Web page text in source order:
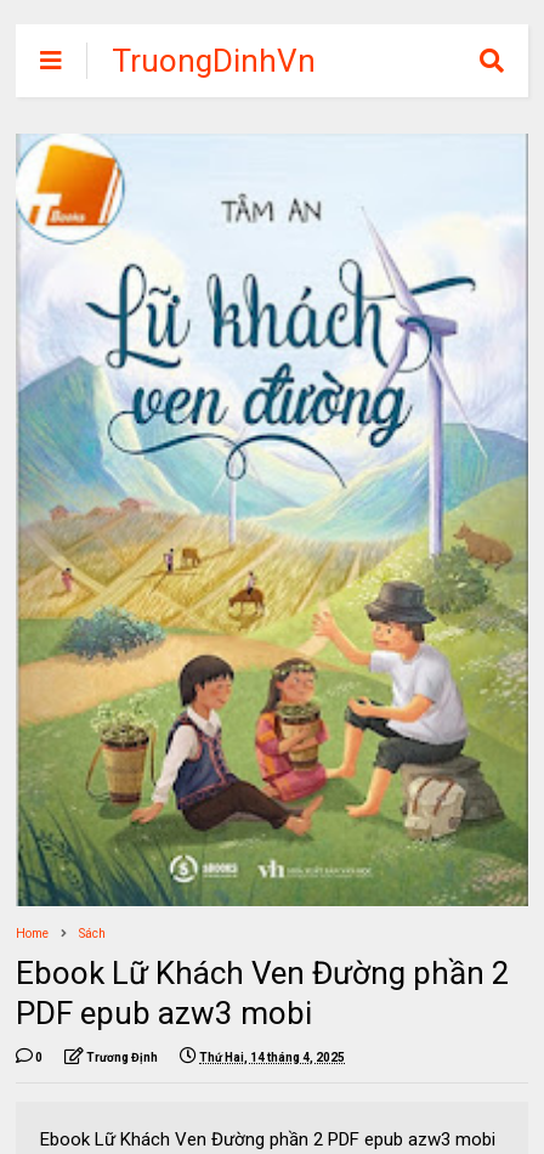
TruongDinhVn
Chia sẽ ebook,
phần mềm học
tập miễn phí
Home Sách
Ebook Lữ Khách Ven Đường phần 2
PDF epub azw3 mobi
0 Trương Định Thứ Hai, 14 tháng 4, 2025
Ebook Lữ Khách Ven Đường phần 2 PDF epub azw3 mobi